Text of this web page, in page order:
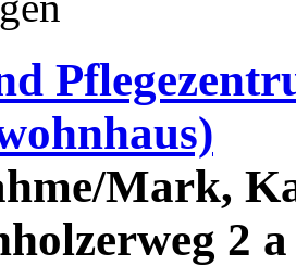
Mark,
2 a